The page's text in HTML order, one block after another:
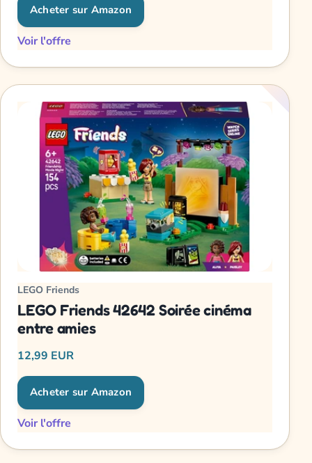
Acheter sur Amazon
Voir l'offre
LEGO Friends
LEGO Friends 42642 Soirée cinéma
entre amies
12,99 EUR
Acheter sur Amazon
Voir l'offre